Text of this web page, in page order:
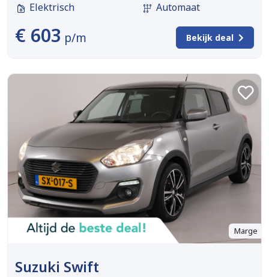
Elektrisch
Automaat
€ 603 p/m Bekijk deal
Marge
Suzuki Swift